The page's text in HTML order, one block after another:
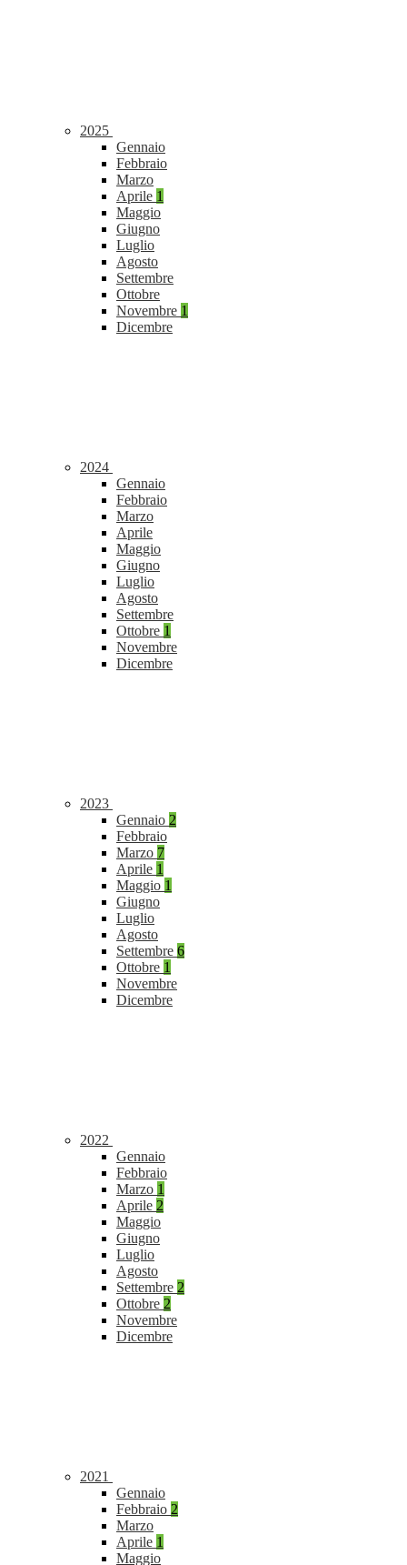
2025
Gennaio
Febbraio
Marzo
Aprile 1
Maggio
Giugno
Luglio
Agosto
Settembre
Ottobre
Novembre 1
Dicembre
2024
Gennaio
Febbraio
Marzo
Aprile
Maggio
Giugno
Luglio
Agosto
Settembre
Ottobre 1
Novembre
Dicembre
2023
Gennaio 2
Febbraio
Marzo 7
Aprile 1
Maggio 1
Giugno
Luglio
Agosto
Settembre 6
Ottobre 1
Novembre
Dicembre
2022
Gennaio
Febbraio
Marzo 1
Aprile 2
Maggio
Giugno
Luglio
Agosto
Settembre 2
Ottobre 2
Novembre
Dicembre
2021
Gennaio
Febbraio 2
Marzo
Aprile 1
Maggio